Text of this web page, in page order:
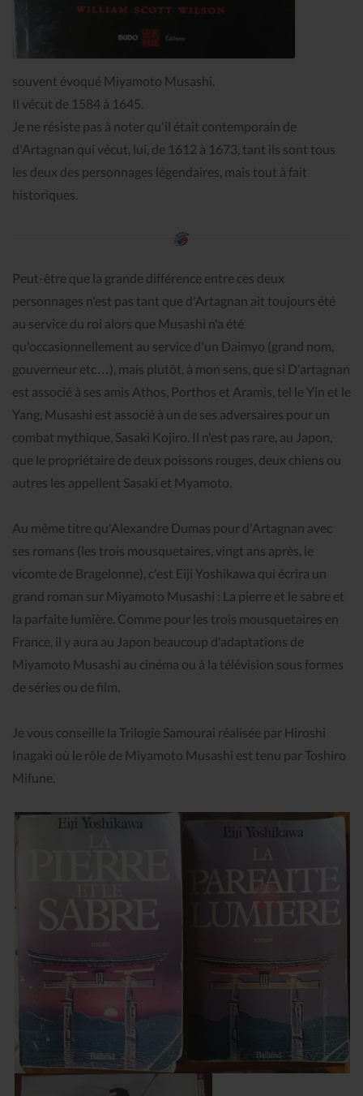
souvent évoqué Miyamoto Musashi.
Il vécut de 1584 à 1645.
Je ne résiste pas à noter qu'il était contemporain de
d'Artagnan qui vécut, lui, de 1612 à 1673, tant ils sont tous
les deux des personnages légendaires, mais tout à fait
historiques.
Peut-être que la grande différence entre ces deux
personnages n'est pas tant que d'Artagnan ait toujours été
au service du roi alors que Musashi n'a été
qu'occasionnellement au service d'un Daimyo (grand nom,
gouverneur etc…), mais plutôt, à mon sens, que si D'artagnan
est associé à ses amis Athos, Porthos et Aramis, tel le Yin et le
Yang, Musashi est associé à un de ses adversaires pour un
combat mythique, Sasaki Kojiro. Il n'est pas rare, au Japon,
que le propriétaire de deux poissons rouges, deux chiens ou
autres les appellent Sasaki et Myamoto.
Au même titre qu'Alexandre Dumas pour d'Artagnan avec
ses romans (les trois mousquetaires, vingt ans après, le
vicomte de Bragelonne), c'est Eiji Yoshikawa qui écrira un
grand roman sur Miyamoto Musashi : La pierre et le sabre et
la parfaite lumière. Comme pour les trois mousquetaires en
France, il y aura au Japon beaucoup d'adaptations de
Miyamoto Musashi au cinéma ou à la télévision sous formes
de séries ou de film.
Je vous conseille la Trilogie Samourai réalisée par Hiroshi
Inagaki où le rôle de Miyamoto Musashi est tenu par Toshiro
Mifune.